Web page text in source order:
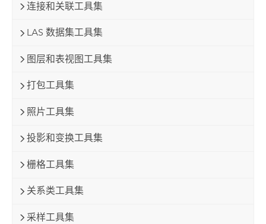
连接和关联工具集
LAS 数据集工具集
图层和表视图工具集
打包工具集
照片工具集
投影和变换工具集
栅格工具集
关系类工具集
采样工具集